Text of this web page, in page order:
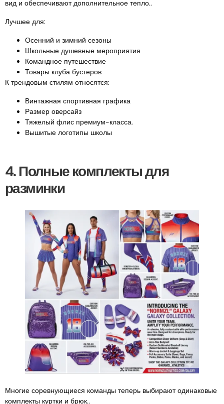
вид и обеспечивают дополнительное тепло..
Лучшее для:
Осенний и зимний сезоны
Школьные душевные мероприятия
Командное путешествие
Товары клуба бустеров
К трендовым стилям относятся:
Винтажная спортивная графика
Размер оверсайз
Тяжелый флис премиум-класса.
Вышитые логотипы школы
4. Полные комплекты для
разминки
Многие соревнующиеся команды теперь выбирают одинаковые
комплекты куртки и брюк..